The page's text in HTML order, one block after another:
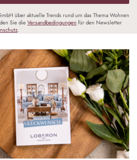
über aktuelle Trends rund um das Thema Wohnen
Sie dieVersandbedingungen für den Newsletter
.